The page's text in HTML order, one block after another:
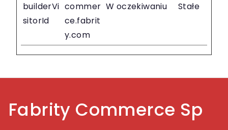
builderVi
sitorId
commer
ce.fabrit
y.com
W oczekiwaniu Stałe
Fabrity Commerce Sp